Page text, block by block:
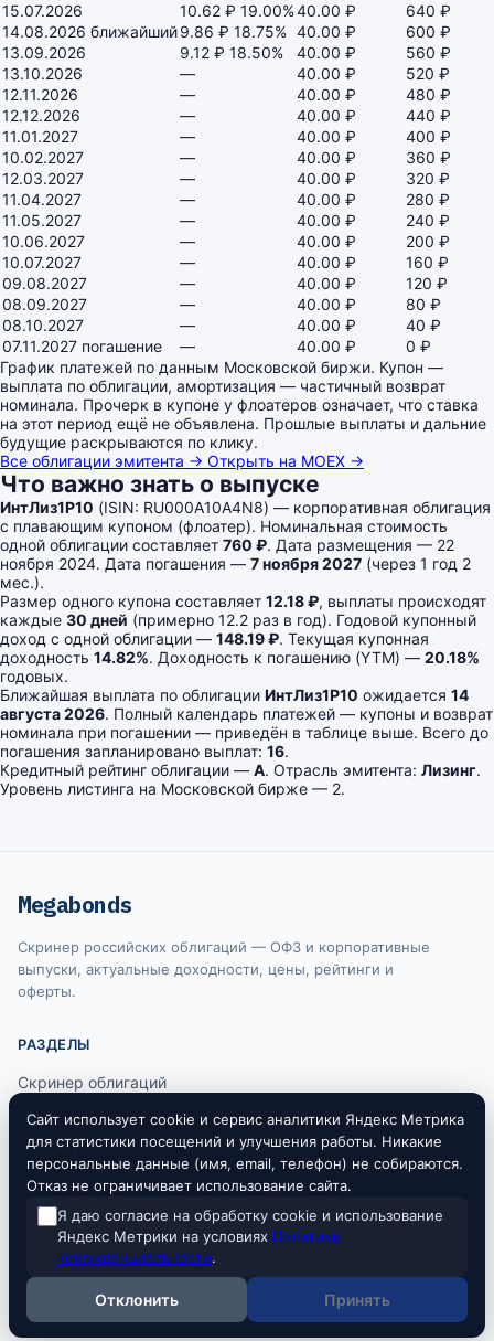
15.07.2026
10.62 ₽ 19.00%40.00 ₽
640 ₽
14.08.2026 ближайший9.86 ₽ 18.75% 40.00 ₽
600 ₽
13.09.2026
9.12 ₽ 18.50% 40.00 ₽
560 ₽
13.10.2026
— 40.00 ₽
520 ₽
12.11.2026
— 40.00 ₽
480 ₽
12.12.2026
— 40.00 ₽
440 ₽
11.01.2027
— 40.00 ₽
400 ₽
10.02.2027
— 40.00 ₽
360 ₽
12.03.2027
— 40.00 ₽
320 ₽
11.04.2027
— 40.00 ₽
280 ₽
11.05.2027
— 40.00 ₽
240 ₽
10.06.2027
— 40.00 ₽
200 ₽
10.07.2027
— 40.00 ₽
160 ₽
09.08.2027
— 40.00 ₽
120 ₽
08.09.2027
— 40.00 ₽
80 ₽
08.10.2027
— 40.00 ₽
40 ₽
07.11.2027 погашение — 40.00 ₽
0 ₽
График платежей по данным Московской биржи. Купон —
выплата по облигации, амортизация — частичный возврат
номинала. Прочерк в купоне у флоатеров означает, что ставка
на этот период ещё не объявлена. Прошлые выплаты и дальние
будущие раскрываются по клику.
Все облигации эмитента → Открыть на MOEX →
Что важно знать о выпуске
ИнтЛиз1Р10 (ISIN: RU000A10A4N8) — корпоративная облигация
с плавающим купоном (флоатер). Номинальная стоимость
одной облигации составляет 760 ₽. Дата размещения — 22
ноября 2024. Дата погашения — 7 ноября 2027 (через 1 год 2
мес.).
Размер одного купона составляет 12.18 ₽, выплаты происходят
каждые 30 дней (примерно 12.2 раз в год). Годовой купонный
доход с одной облигации — 148.19 ₽. Текущая купонная
доходность 14.82%. Доходность к погашению (YTM) — 20.18%
годовых.
Ближайшая выплата по облигации ИнтЛиз1Р10 ожидается 14
августа 2026. Полный календарь платежей — купоны и возврат
номинала при погашении — приведён в таблице выше. Всего до
погашения запланировано выплат: 16.
Кредитный рейтинг облигации — A. Отрасль эмитента: Лизинг.
Уровень листинга на Московской бирже — 2.
Megabonds
Скринер российских облигаций — ОФЗ и корпоративные
выпуски, актуальные доходности, цены, рейтинги и
оферты.
РАЗДЕЛЫ
Скринер облигаций
Ключевая ставка ЦБ
RUONIA
Информация на сайте не является индивидуальной инвестиционной
рекомендацией. Все данные предоставляются исключительно в
ознакомительных целях. Источники данных: Московская биржа, Банк
© 2026 Megabonds
Сайт использует cookie и сервис аналитики Яндекс Метрика
для статистики посещений и улучшения работы. Никакие
персональные данные (имя, email, телефон) не собираются.
Отказ не ограничивает использование сайта.
Я даю согласие на обработку cookie и использование
Яндекс Метрики на условиях Политики
конфиденциальности.
Отклонить Принять